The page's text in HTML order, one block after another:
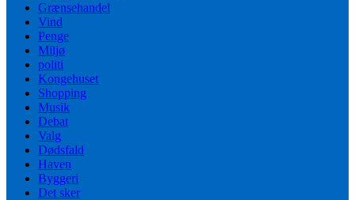
Grænsehandel
Vind
Penge
Miljø
politi
Kongehuset
Shopping
Musik
Debat
Valg
Dødsfald
Haven
Byggeri
Det sker